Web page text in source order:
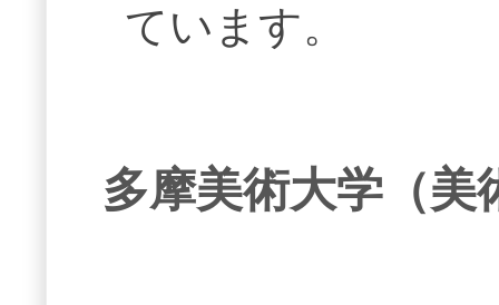
ています。
多摩美術大学（美